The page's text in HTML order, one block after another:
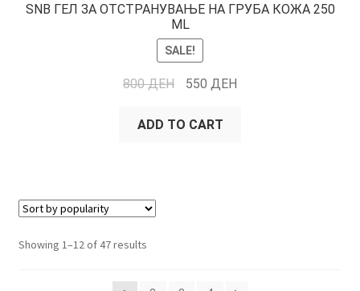
SNB ГЕЛ ЗА ОТСТРАНУВАЊЕ НА ГРУБА КОЖА 250
ML
SALE!
800ДЕН 550 ДЕН
ADD TO CART
Showing 1–12 of 47 results